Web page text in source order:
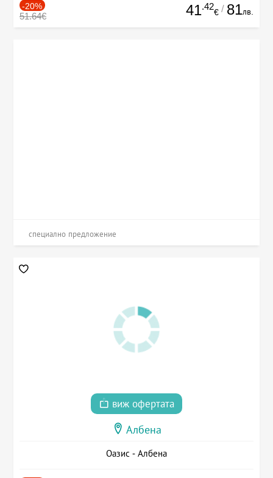
-20%
51.64€ 41.42
€ / 81лв.
специално предложение
виж офертата
Албена
Оазис - Албена